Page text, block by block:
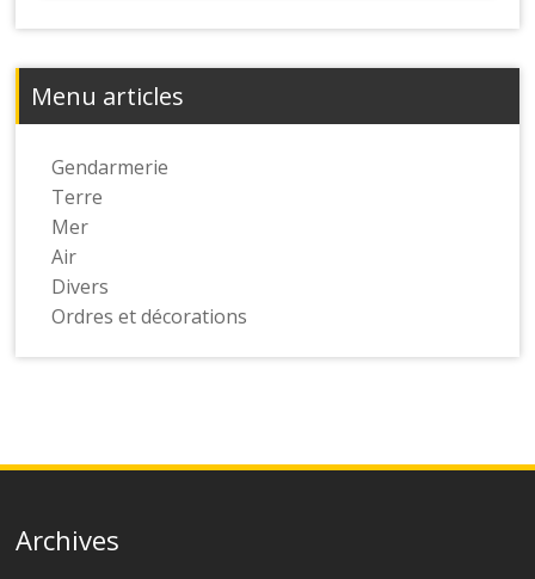
Menu articles
Gendarmerie
Terre
Mer
Air
Divers
Ordres et décorations
Archives